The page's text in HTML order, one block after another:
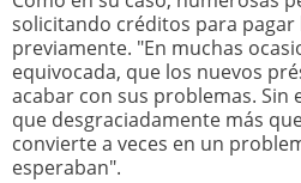
solicitando créditos para
previamente. "En muchas
equivocada, que los nuevos
acabar con sus problemas. Sin
que desgraciadamente más
convierte a veces en un
esperaban".